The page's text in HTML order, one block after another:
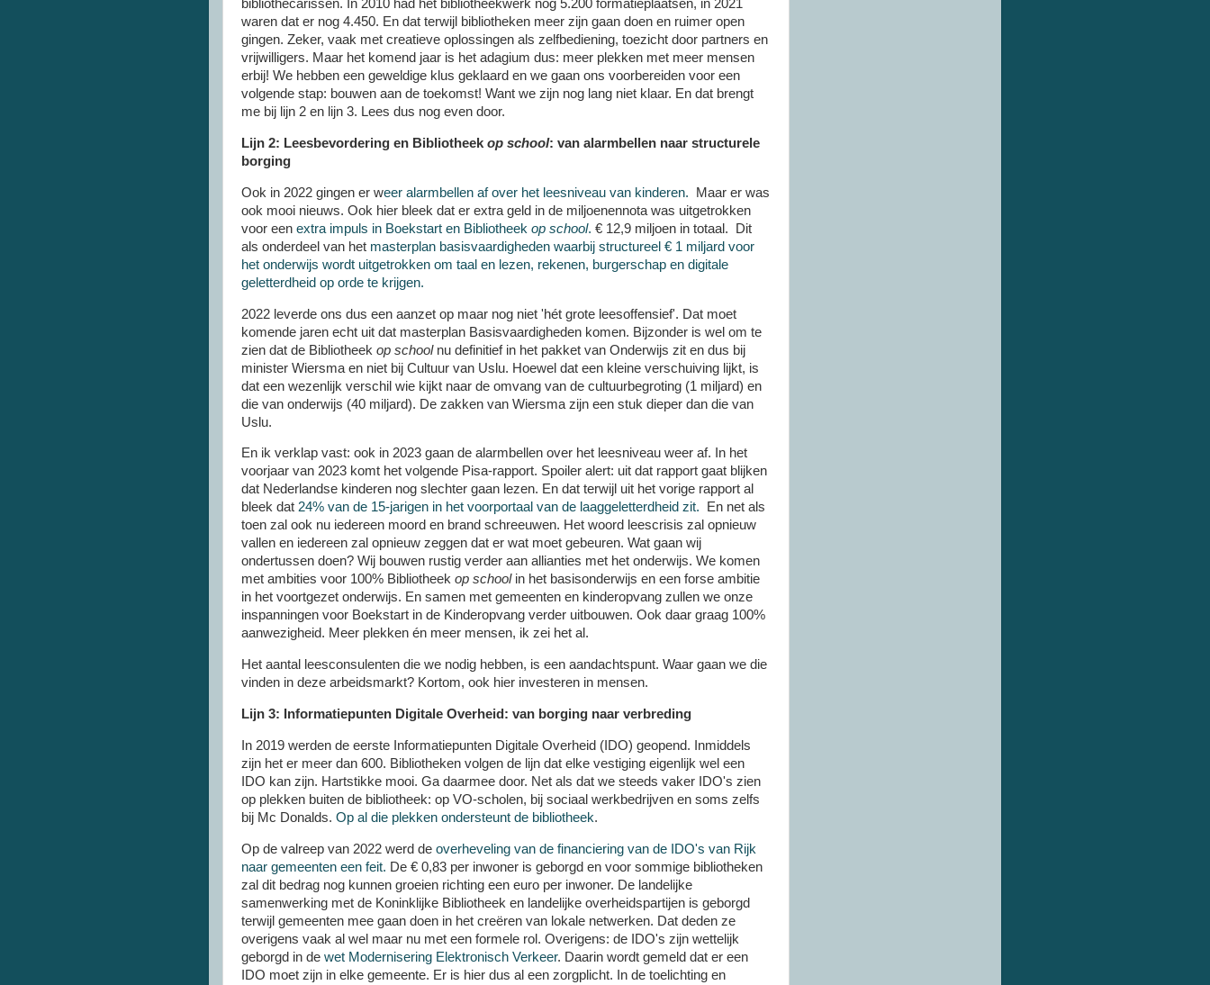
bibliothecarissen. In 2010 had het bibliotheekwerk nog 5.200 formatieplaatsen, in 2021
waren dat er nog 4.450. En dat terwijl bibliotheken meer zijn gaan doen en ruimer open
gingen. Zeker, vaak met creatieve oplossingen als zelfbediening, toezicht door partners en
vrijwilligers. Maar het komend jaar is het adagium dus: meer plekken met meer mensen
erbij! We hebben een geweldige klus geklaard en we gaan ons voorbereiden voor een
volgende stap: bouwen aan de toekomst! Want we zijn nog lang niet klaar. En dat brengt
me bij lijn 2 en lijn 3. Lees dus nog even door.
Lijn 2: Leesbevordering en Bibliotheek op school: van alarmbellen naar structurele
borging
Ook in 2022 gingen er weer alarmbellen af over het leesniveau van kinderen.
Maar er was
ook mooi nieuws. Ook hier bleek dat er extra geld in de miljoenennota was uitgetrokken
voor een extra impuls in Boekstart en Bibliotheek op school. € 12,9 miljoen in totaal. Dit
als onderdeel van het masterplan basisvaardigheden waarbij structureel € 1 miljard voor
het onderwijs wordt uitgetrokken om taal en lezen, rekenen, burgerschap en digitale
geletterdheid op orde te krijgen.
2022 leverde ons dus een aanzet op maar nog niet 'hét grote leesoffensief'. Dat moet
komende jaren echt uit dat masterplan Basisvaardigheden komen. Bijzonder is wel om te
zien dat de Bibliotheek op schoolnu definitief in het pakket van Onderwijs zit en dus bij
minister Wiersma en niet bij Cultuur van Uslu. Hoewel dat een kleine verschuiving lijkt, is
dat een wezenlijk verschil wie kijkt naar de omvang van de cultuurbegroting (1 miljard) en
die van onderwijs (40 miljard). De zakken van Wiersma zijn een stuk dieper dan die van
Uslu.
En ik verklap vast: ook in 2023 gaan de alarmbellen over het leesniveau weer af. In het
voorjaar van 2023 komt het volgende Pisa-rapport. Spoiler alert: uit dat rapport gaat blijken
dat Nederlandse kinderen nog slechter gaan lezen. En dat terwijl uit het vorige rapport al
bleek dat 24% van de 15-jarigen in het voorportaal van de laaggeletterdheid zit.
En net als
toen zal ook nu iedereen moord en brand schreeuwen. Het woord leescrisis zal opnieuw
vallen en iedereen zal opnieuw zeggen dat er wat moet gebeuren. Wat gaan wij
ondertussen doen? Wij bouwen rustig verder aan allianties met het onderwijs. We komen
met ambities voor 100% Bibliotheek op school in het basisonderwijs en een forse ambitie
in het voortgezet onderwijs. En samen met gemeenten en kinderopvang zullen we onze
inspanningen voor Boekstart in de Kinderopvang verder uitbouwen. Ook daar graag 100%
aanwezigheid. Meer plekken én meer mensen, ik zei het al.
Het aantal leesconsulenten die we nodig hebben, is een aandachtspunt. Waar gaan we die
vinden in deze arbeidsmarkt? Kortom, ook hier investeren in mensen.
Lijn 3: Informatiepunten Digitale Overheid: van borging naar verbreding
In 2019 werden de eerste Informatiepunten Digitale Overheid (IDO) geopend. Inmiddels
zijn het er meer dan 600. Bibliotheken volgen de lijn dat elke vestiging eigenlijk wel een
IDO kan zijn. Hartstikke mooi. Ga daarmee door. Net als dat we steeds vaker IDO's zien
op plekken buiten de bibliotheek: op VO-scholen, bij sociaal werkbedrijven en soms zelfs
bij Mc Donalds. Op al die plekken ondersteunt de bibliotheek.
Op de valreep van 2022 werd de overheveling van de financiering van de IDO's van Rijk
naar gemeenten een feit. De € 0,83 per inwoner is geborgd en voor sommige bibliotheken
zal dit bedrag nog kunnen groeien richting een euro per inwoner. De landelijke
samenwerking met de Koninklijke Bibliotheek en landelijke overheidspartijen is geborgd
terwijl gemeenten mee gaan doen in het creëren van lokale netwerken. Dat deden ze
overigens vaak al wel maar nu met een formele rol. Overigens: de IDO's zijn wettelijk
geborgd in de wet Modernisering Elektronisch Verkeer. Daarin wordt gemeld dat er een
IDO moet zijn in elke gemeente. Er is hier dus al een zorgplicht. In de toelichting en